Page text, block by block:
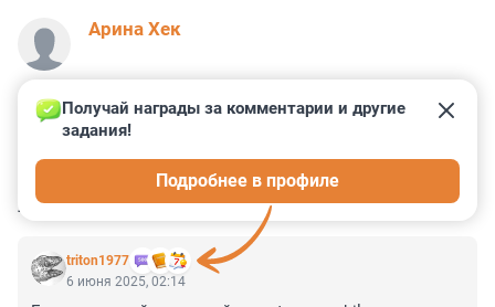
Арина Хек
КОММЕНТАРИИ 6
triton1977
Получай награды за комментарии и другие
задания!
Подробнее в профиле
6 июня 2025, 02:14